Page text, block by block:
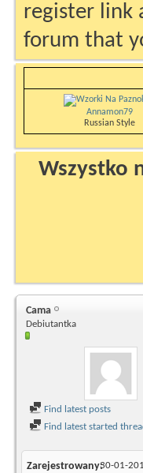
register link
forum that
Annamon79
Russian Style
Wszystko
Cama
Debiutantka
Find latest posts
Find latest started
Zarejestrowany30-01-